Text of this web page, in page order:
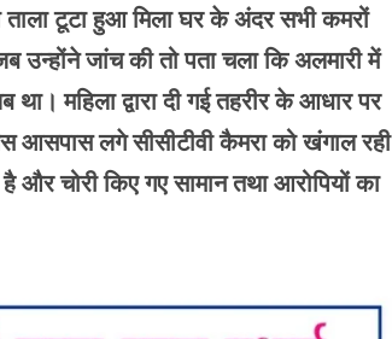
टूटा हुआ मिला घर के अंदर सभी कमरों
उन्होंने जांच की तो पता चला कि अलमारी में
महिला द्वारा दी गई तहरीर के आधार पर
आसपास लगे सीसीटीवी कैमरा को खंगाल रही
और चोरी किए गए सामान तथा आरोपियों का